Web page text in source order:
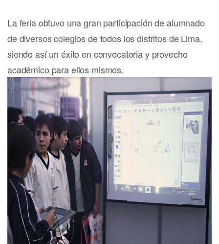
La feria obtuvo una gran participación de alumnado
de diversos colegios de todos los distritos de Lima,
siendo así un éxito en convocatoria y provecho
académico para ellos mismos.